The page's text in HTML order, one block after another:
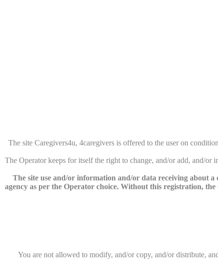
The site Caregivers4u, 4caregivers is offered to the user on
The Operator keeps for itself the right to change, and/or add, and/
The site use and/or information and/or data receiving about
agency as per the Operator choice. Without this registration,
You are not allowed to modify, and/or copy, and/or distribute,